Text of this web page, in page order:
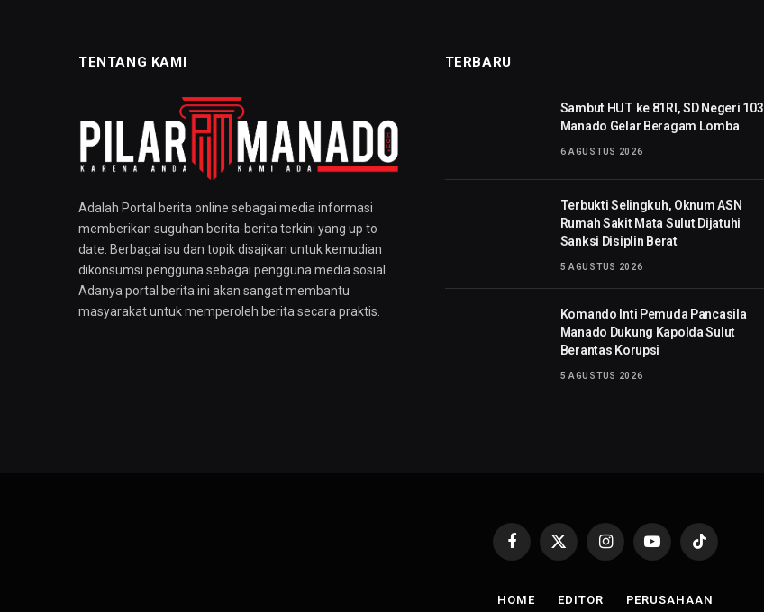
TENTANG KAMI
Adalah Portal berita online sebagai media informasi
memberikan suguhan berita-berita terkini yang up to
date. Berbagai isu dan topik disajikan untuk kemudian
dikonsumsi pengguna sebagai pengguna media sosial.
Adanya portal berita ini akan sangat membantu
masyarakat untuk memperoleh berita secara praktis.
TERBARU
Sambut HUT ke 81RI, SD Negeri 103
Manado Gelar Beragam Lomba
6 AGUSTUS 2026
Terbukti Selingkuh, Oknum ASN
Rumah Sakit Mata Sulut Dijatuhi
Sanksi Disiplin Berat
5 AGUSTUS 2026
Komando Inti Pemuda Pancasila
Manado Dukung Kapolda Sulut
Berantas Korupsi
5 AGUSTUS 2026
Facebook
X
InstagramYouTubeTikTok
HOME EDITOR PERUSAHAAN